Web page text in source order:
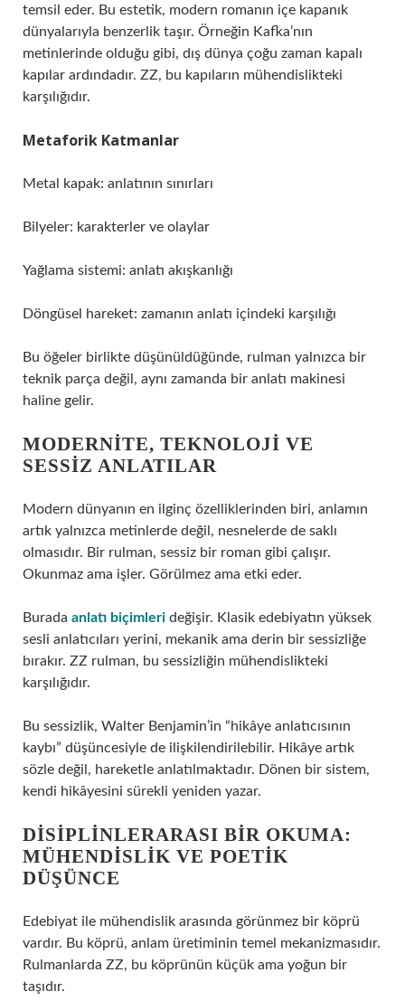
temsil eder. Bu estetik, modern romanın içe kapanık
dünyalarıyla benzerlik taşır. Örneğin Kafka’nın
metinlerinde olduğu gibi, dış dünya çoğu zaman kapalı
kapılar ardındadır. ZZ, bu kapıların mühendislikteki
karşılığıdır.
Metaforik Katmanlar
Metal kapak: anlatının sınırları
Bilyeler: karakterler ve olaylar
Yağlama sistemi: anlatı akışkanlığı
Döngüsel hareket: zamanın anlatı içindeki karşılığı
Bu öğeler birlikte düşünüldüğünde, rulman yalnızca bir
teknik parça değil, aynı zamanda bir anlatı makinesi
haline gelir.
MODERNITE, TEKNOLOJI VE
SESSIZ ANLATILAR
Modern dünyanın en ilginç özelliklerinden biri, anlamın
artık yalnızca metinlerde değil, nesnelerde de saklı
olmasıdır. Bir rulman, sessiz bir roman gibi çalışır.
Okunmaz ama işler. Görülmez ama etki eder.
Burada anlatı biçimleri değişir. Klasik edebiyatın yüksek
sesli anlatıcıları yerini, mekanik ama derin bir sessizliğe
bırakır. ZZ rulman, bu sessizliğin mühendislikteki
karşılığıdır.
Bu sessizlik, Walter Benjamin’in “hikâye anlatıcısının
kaybı” düşüncesiyle de ilişkilendirilebilir. Hikâye artık
sözle değil, hareketle anlatılmaktadır. Dönen bir sistem,
kendi hikâyesini sürekli yeniden yazar.
DISIPLINLERARASI BIR OKUMA:
MÜHENDISLIK VE POETIK
DÜŞÜNCE
Edebiyat ile mühendislik arasında görünmez bir köprü
vardır. Bu köprü, anlam üretiminin temel mekanizmasıdır.
Rulmanlarda ZZ, bu köprünün küçük ama yoğun bir
taşıdır.